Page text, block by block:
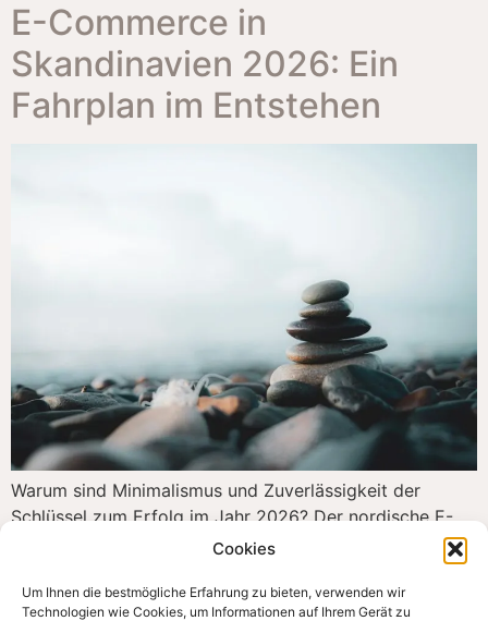
Cookies
Um Ihnen die bestmögliche Erfahrung zu bieten, verwenden wir
Technologien wie Cookies, um Informationen auf Ihrem Gerät zu
E-Commerce in
Skandinavien 2026: Ein
Fahrplan im Entstehen
Warum sind Minimalismus und Zuverlässigkeit der
Schlüssel zum Erfolg im Jahr 2026? Der nordische E-
Commerce-Markt ist einer der anspruchsvollsten der
Welt. Um in diesem Umfeld erfolgreich zu sein, reicht es
im Jahr 2026 nicht mehr aus, einen Online-Shop zu